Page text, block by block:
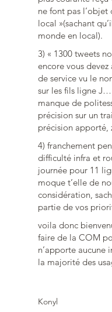
ne font pas l’objet
local »(sachant
monde en local).
3) « 1300 tweets
encore vous
de service vu le
sur les fils ligne
manque de
précision sur un
précision apporté,
4) franchement
difficulté infra et
journée pour 11
moque t’elle de
considération,
partie de vos
voila donc
faire de la COM
n’apporte aucune
la majorité des
Konyl